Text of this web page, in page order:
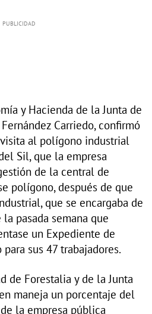
y Hacienda de la Junta de
Carriedo, confirmó
al polígono industrial
Sil, que la empresa
de la central de
polígono, después de que
que se encargaba de
pasada semana que
un Expediente de
sus 47 trabajadores.
de Forestalia y de la Junta
maneja un porcentaje del
la empresa pública